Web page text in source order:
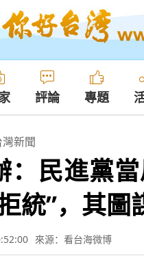
評論 專題
灣新聞
：民進黨
統”，其圖
來源：看台海微博